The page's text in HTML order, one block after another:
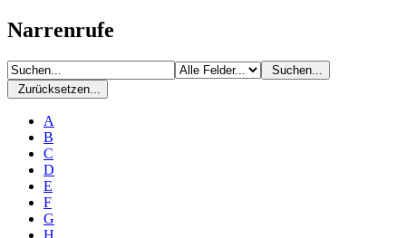
Narrenrufe
Suchen...
Zurücksetzen...
A
B
C
D
E
F
G
H